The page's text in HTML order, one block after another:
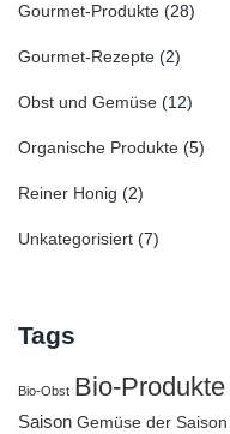
Gourmet-Produkte (28)
Gourmet-Rezepte (2)
Obst und Gemüse (12)
Organische Produkte (5)
Reiner Honig (2)
Unkategorisiert (7)
Tags
Bio-Obst Bio-Produkte
Saison Gemüse der Saison